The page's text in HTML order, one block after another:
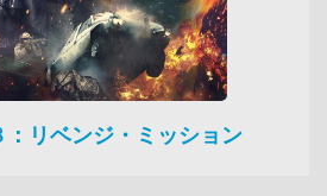
リベンジ・ミッション